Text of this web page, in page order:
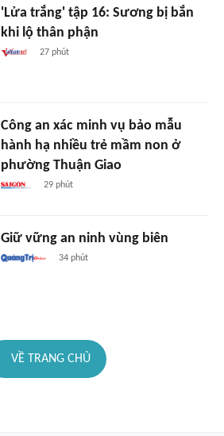
'Lửa trắng' tập 16: Sương bị bắn
khi lộ thân phận
27 phút
Công an xác minh vụ bảo mẫu
hành hạ nhiều trẻ mầm non ở
phường Thuận Giao
29 phút
Giữ vững an ninh vùng biên
34 phút
VỀ TRANG CHỦ